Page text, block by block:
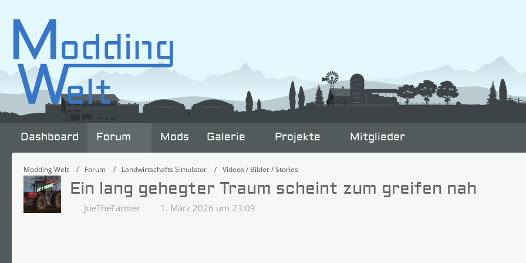
Dashboard Forum Mods Galerie Projekte Mitglieder
Modding Welt Forum Landwirtschafts Simulator Videos / Bilder / Stories
Ein lang gehegter Traum scheint zum greifen nah
JoeTheFarmer 1. März 2026 um 23:09